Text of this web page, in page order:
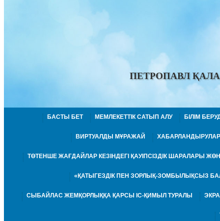
ПЕТРОПАВЛ
БАСТЫ БЕТ МЕМЛЕКЕТТІК САТЫП АЛУ БІЛІМ
ВИРТУАЛДЫ МҰРАЖАЙ ХАБАРЛАНДЫРУЛАР
ТӨТЕНШЕ ЖАҒДАЙЛАР КЕЗІНДЕГІ ҚАУІПСІЗДІК ШАРАЛАРЫ
«ҚАТЫГЕЗДІК ПЕН ЗОРЛЫҚ-ЗОМБЫЛЫҚСЫЗ
СЫБАЙЛАС ЖЕМҚОРЛЫҚҚА ҚАРСЫ ІС-ҚИМЫЛ ТУРАЛЫ